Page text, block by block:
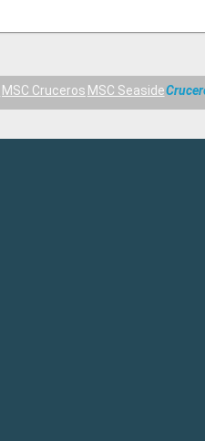
MSC Cruceros MSC Seaside